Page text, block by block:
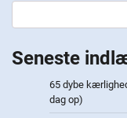
Seneste
65 dybe
dag op)